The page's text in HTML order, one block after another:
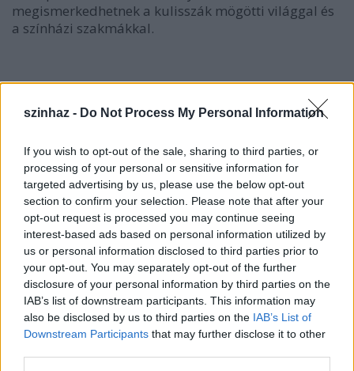
szinhaz - Do Not Process My Personal Information
If you wish to opt-out of the sale, sharing to third parties, or
processing of your personal or sensitive information for
targeted advertising by us, please use the below opt-out
section to confirm your selection. Please note that after your
opt-out request is processed you may continue seeing
interest-based ads based on personal information utilized by
us or personal information disclosed to third parties prior to
your opt-out. You may separately opt-out of the further
disclosure of your personal information by third parties on the
IAB’s list of downstream participants. This information may
also be disclosed by us to third parties on the IAB’s List of
Downstream Participants that may further disclose it to other
megismerkedhetnek a kulisszák mögötti világgal és
a színházi szakmákkal.
Fotó: vehir.hu